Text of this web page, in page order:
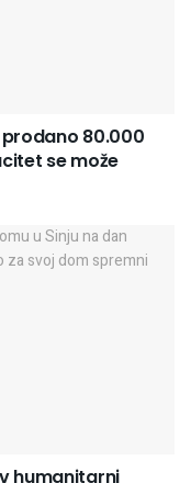
prodano 80.000
se može
humanitarni